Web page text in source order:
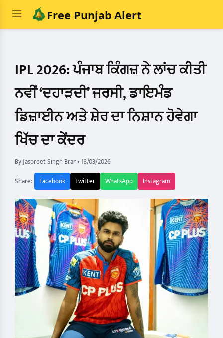
Free Punjab Alert
IPL 2026: ਪੰਜਾਬ ਕਿੰਗਜ਼ ਨੇ ਲਾਂਚ ਕੀਤੀ
ਨਵੀਂ ‘ਦਹਾੜਦੀ’ ਜਰਸੀ, ਡਾਇਮੰਡ
ਡਿਜ਼ਾਈਨ ਅਤੇ ਸ਼ੇਰ ਦਾ ਨਿਸ਼ਾਨ ਹੋਵੇਗਾ
ਖਿੱਚ ਦਾ ਕੇਂਦਰ
By Jaspreet Singh Brar•13/03/2026
Share:
Facebook Twitter WhatsApp Instagram